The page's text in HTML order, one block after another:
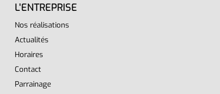
L'ENTREPRISE
Nos réalisations
Actualités
Horaires
Contact
Parrainage